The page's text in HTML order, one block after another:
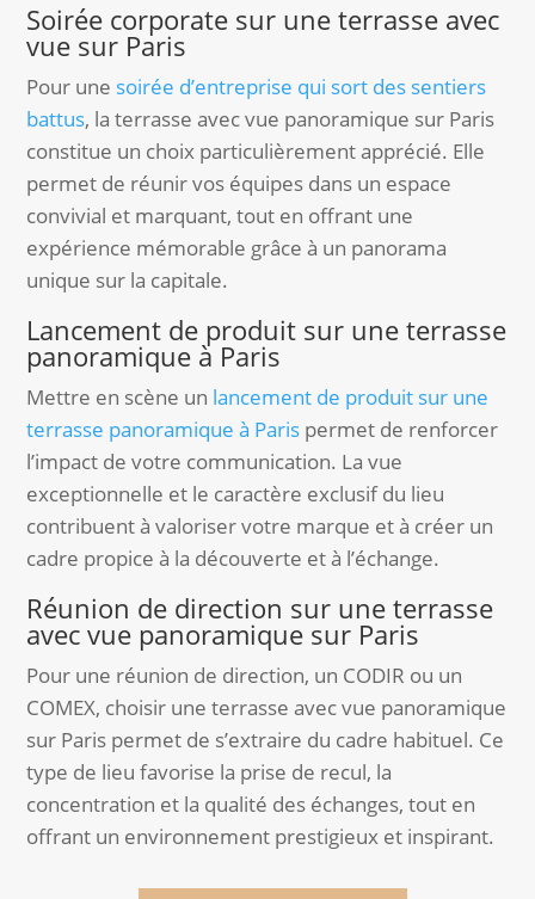
Soirée corporate sur une terrasse avec
vue sur Paris
Pour une soirée d’entreprise qui sort des sentiers
battus, la terrasse avec vue panoramique sur Paris
constitue un choix particulièrement apprécié. Elle
permet de réunir vos équipes dans un espace
convivial et marquant, tout en offrant une
expérience mémorable grâce à un panorama
unique sur la capitale.
Lancement de produit sur une terrasse
panoramique à Paris
Mettre en scène un lancement de produit sur une
terrasse panoramique à Paris permet de renforcer
l’impact de votre communication. La vue
exceptionnelle et le caractère exclusif du lieu
contribuent à valoriser votre marque et à créer un
cadre propice à la découverte et à l’échange.
Réunion de direction sur une terrasse
avec vue panoramique sur Paris
Pour une réunion de direction, un CODIR ou un
COMEX, choisir une terrasse avec vue panoramique
sur Paris permet de s’extraire du cadre habituel. Ce
type de lieu favorise la prise de recul, la
concentration et la qualité des échanges, tout en
offrant un environnement prestigieux et inspirant.